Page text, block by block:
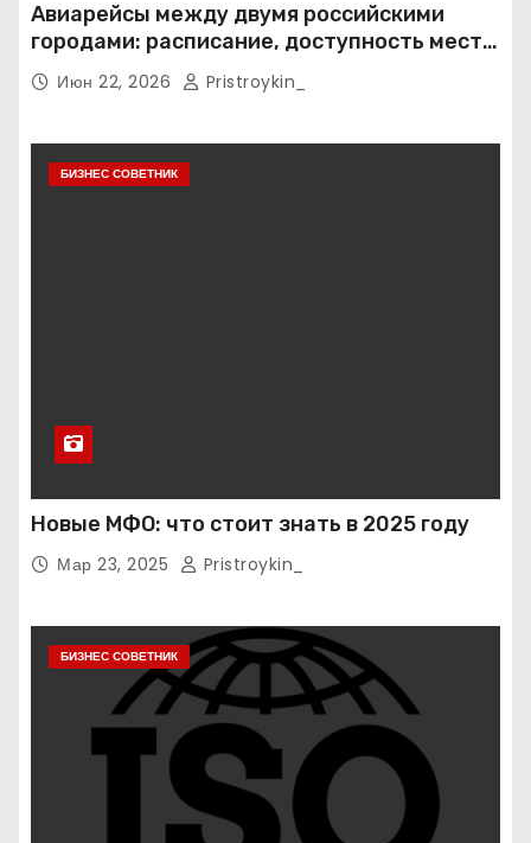
Авиарейсы между двумя российскими
городами: расписание, доступность мест и
тарифные условия
Июн 22, 2026 Pristroykin_
БИЗНЕС СОВЕТНИК
Новые МФО: что стоит знать в 2025 году
Мар 23, 2025 Pristroykin_
БИЗНЕС СОВЕТНИК